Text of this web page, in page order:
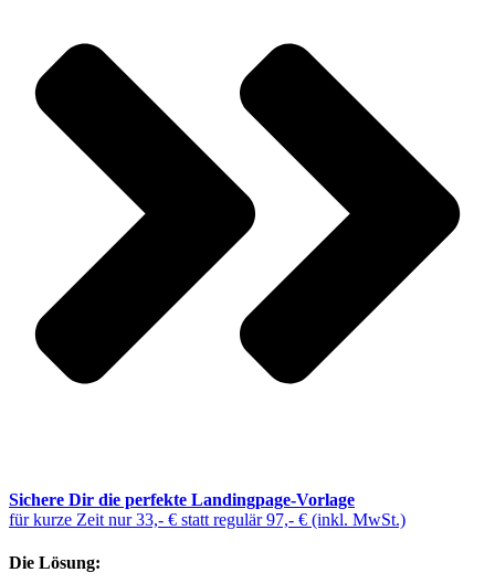
Sichere Dir die perfekte Landingpage-Vorlage
für kurze Zeit nur 33,- € statt regulär 97,- € (inkl. MwSt.)
Die Lösung: